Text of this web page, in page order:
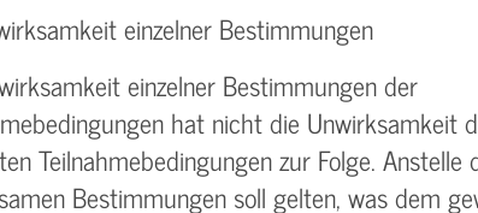
einzelner Bestimmungen
einzelner Bestimmungen der
hat nicht die Unwirksamkeit
Teilnahmebedingungen zur Folge. Anstelle
Bestimmungen soll gelten, was dem